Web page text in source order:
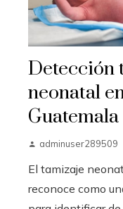
Detección
neonatal
Guatemala
adminuser289509
El tamizaje
reconoce como